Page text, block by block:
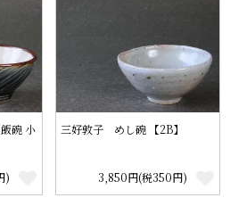
碗 小
)
三好敦子 めし碗 【2B】
3,850円(税350円)